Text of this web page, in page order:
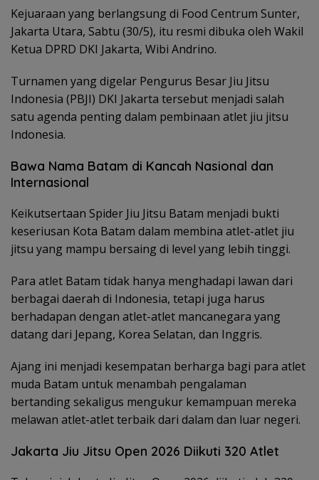
Kejuaraan yang berlangsung di Food Centrum Sunter,
Jakarta Utara, Sabtu (30/5), itu resmi dibuka oleh Wakil
Ketua DPRD DKI Jakarta, Wibi Andrino.
Turnamen yang digelar Pengurus Besar Jiu Jitsu
Indonesia (PBJI) DKI Jakarta tersebut menjadi salah
satu agenda penting dalam pembinaan atlet jiu jitsu
Indonesia.
Bawa Nama Batam di Kancah Nasional dan
Internasional
Keikutsertaan Spider Jiu Jitsu Batam menjadi bukti
keseriusan Kota Batam dalam membina atlet-atlet jiu
jitsu yang mampu bersaing di level yang lebih tinggi.
Para atlet Batam tidak hanya menghadapi lawan dari
berbagai daerah di Indonesia, tetapi juga harus
berhadapan dengan atlet-atlet mancanegara yang
datang dari Jepang, Korea Selatan, dan Inggris.
Ajang ini menjadi kesempatan berharga bagi para atlet
muda Batam untuk menambah pengalaman
bertanding sekaligus mengukur kemampuan mereka
melawan atlet-atlet terbaik dari dalam dan luar negeri.
Jakarta Jiu Jitsu Open 2026 Diikuti 320 Atlet